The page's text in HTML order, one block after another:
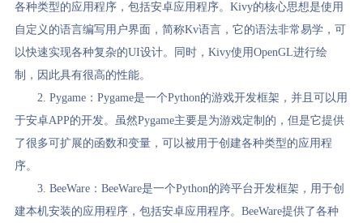
各种类型的应用程序，包括安卓应用程序。Kivy的核心思想是使用
自定义的语言编写用户界面，简称Kv语言，它的语法非常易学，可
以快速实现各种复杂的UI设计。同时，Kivy使用OpenGL进行绘
制，因此具有很高的性能。
2. Pygame：Pygame是一个Python的游戏开发框架，并且可以用
于安卓APP的开发。虽然Pygame主要是为游戏定制的，但是它提供
了很多可扩展的函数和变量，可以被用于创建各种类型的应用程
序。
3. BeeWare：BeeWare是一个Python的跨平台开发框架，用于创
建本机安装的应用程序，包括安卓应用程序。BeeWare提供了各种